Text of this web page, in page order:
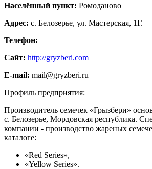
Населённый пункт: Ромоданово
Адрес: с. Белозерье, ул. Мастерская, 1Г.
Телефон:
Сайт: http://gryzberi.com
E-mail: mail@gryzberi.ru
Профиль предприятия:
Производитель семечек «Грызбери»
с. Белозерье, Мордовская республика.
компании - производство жареных
каталоге:
«Red Series»,
«Yellow Series».